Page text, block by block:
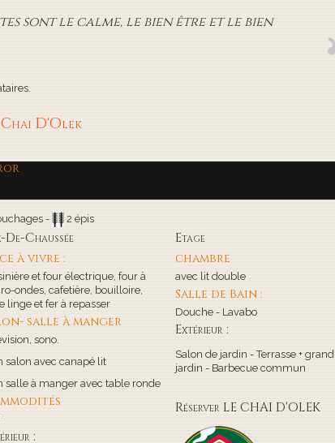
sont le calme, le bien être et le bien
D'Olek
- 2 épis
De-Chaussée
à vivre :
et four électrique, four à
ondes, cafetière, bouilloire,
linge et fer à repasser
salle à manger
sono.
salon avec canapé lit
salle à manger avec table ronde
:
Etage
chambre
avec lit double
Salle de Bain :
Douche - Lavabo
Extérieur :
Salon de jardin - Terrasse + grand
jardin - Barbecue commun
Réserver LE CHAI D'OLEK